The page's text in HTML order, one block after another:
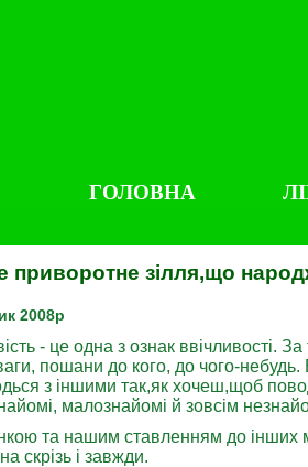
ГОЛОВНА
приворотне зілля,що
2008р
- це одна з ознак
пошани до кого, до чого-небудь.
з іншими так,як хочеш,щоб
малознайомі й зовсім
та нашим ставленням до інших
скрізь і завжди.